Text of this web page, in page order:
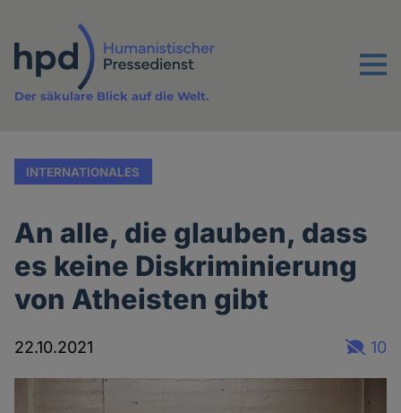
Inhalt
Menu
Der säkulare Blick auf die Welt.
INTERNATIONALES
An alle, die glauben, dass
es keine Diskriminierung
von Atheisten gibt
22.10.2021 10